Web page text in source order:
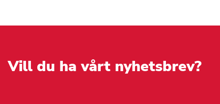
Vill du ha vårt nyhetsbrev?